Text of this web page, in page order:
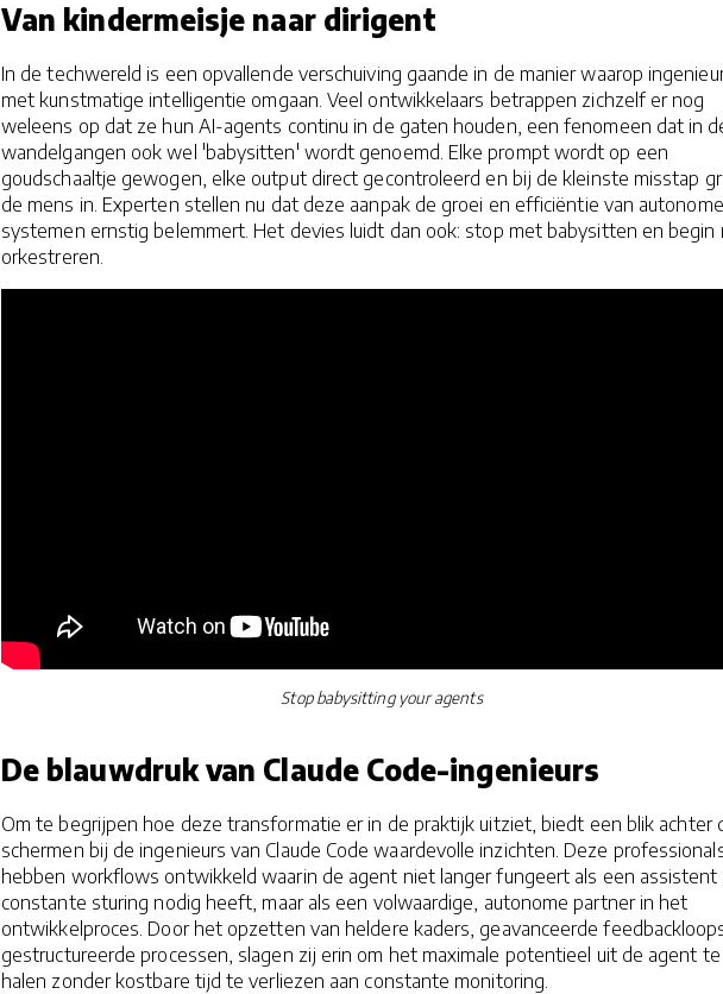
Van kindermeisje naar dirigent
In de techwereld is een opvallende verschuiving gaande in de manier waarop
met kunstmatige intelligentie omgaan. Veel ontwikkelaars betrappen zichzelf er nog
weleens op dat ze hun AI-agents continu in de gaten houden, een fenomeen dat in
wandelgangen ook wel 'babysitten' wordt genoemd. Elke prompt wordt op een
goudschaaltje gewogen, elke output direct gecontroleerd en bij de kleinste misstap
de mens in. Experten stellen nu dat deze aanpak de groei en efficiëntie van autonome
systemen ernstig belemmert. Het devies luidt dan ook: stop met babysitten en begin
orkestreren.
Stop babysitting your agents
De blauwdruk van Claude Code-ingenieurs
Om te begrijpen hoe deze transformatie er in de praktijk uitziet, biedt een blik achter
schermen bij de ingenieurs van Claude Code waardevolle inzichten. Deze
hebben workflows ontwikkeld waarin de agent niet langer fungeert als een assistent
constante sturing nodig heeft, maar als een volwaardige, autonome partner in het
ontwikkelproces. Door het opzetten van heldere kaders, geavanceerde
gestructureerde processen, slagen zij erin om het maximale potentieel uit de agent te
halen zonder kostbare tijd te verliezen aan constante monitoring.